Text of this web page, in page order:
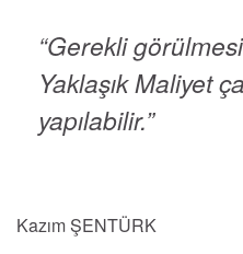
“Gerekli
Yaklaşık Maliyet
yapılabilir.”
Kazım ŞENTÜRK